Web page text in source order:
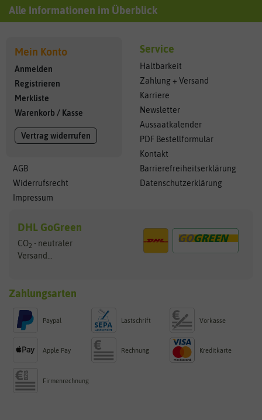
Alle Informationen im Überblick
Mein Konto
Anmelden
Registrieren
Merkliste
Warenkorb / Kasse
Vertrag widerrufen
AGB
Widerrufsrecht
Impressum
Service
Haltbarkeit
Zahlung + Versand
Karriere
Newsletter
Aussaatkalender
PDF Bestellformular
Kontakt
Barrierefreiheitserklärung
Datenschutzerklärung
DHL GoGreen
CO2 - neutraler
Versand...
Zahlungsarten
Paypal Lastschrift Vorkasse
Apple Pay Rechnung Kreditkarte
Firmenrechnung